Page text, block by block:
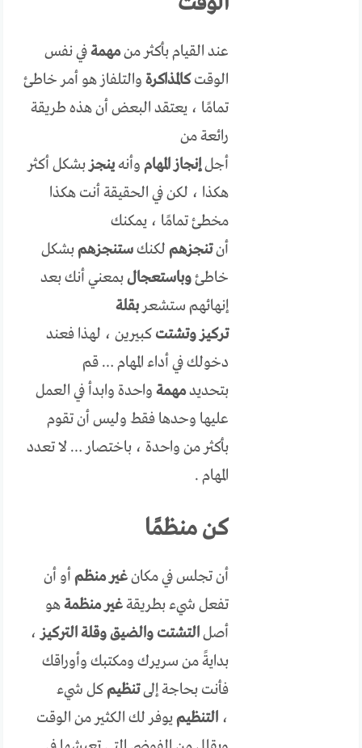
عند القيام بأكثر منمهمةفي نفس
الوقتكالمذاكرةوالتلفاز هو أمر خاطئ
تمامًا ، يعتقد البعض أن هذه طريقة
رائعة من
أجلإنجازالمهاموأنهينجزبشكل أكثر
هكذا ، لكن في الحقيقة أنت هكذا
مخطئ تمامًا ، يمكنك
أنتنجزهملكنكستنجزهمبشكل
خاطئوباستعجالبمعني أنك بعد
إنهائهم ستشعربقلة
تركيزوتشتت كبيرين ، لهذا فعند
دخولك في أداء المهام … قم
بتحديدمهمةواحدة وابدأ في العمل
عليها وحدها فقط وليس أن تقوم
بأكثر من واحدة ، باختصار … لا تعدد
المهام .
كن منظمًا
أن تجلس في مكانغير منظمأو أن
تفعل شيء بطريقةغير منظمةهو
أصلالتشتت والضيق وقلة التركيز،
بدايةً من سريرك ومكتبك وأوراقك
فأنت بحاجة إلىتنظيمكل شيء
، التنظيميوفر لك الكثير من الوقت